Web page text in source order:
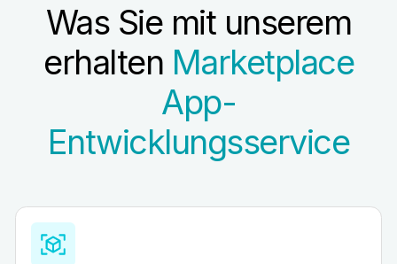
Was Sie mit unserem
erhalten Marketplace
App-
Entwicklungsservice